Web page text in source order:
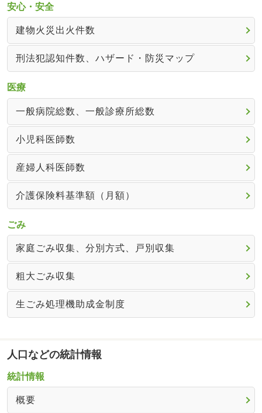
安心・安全
建物火災出火件数
刑法犯認知件数、ハザード・防災マップ
医療
一般病院総数、一般診療所総数
小児科医師数
産婦人科医師数
介護保険料基準額（月額）
ごみ
家庭ごみ収集、分別方式、戸別収集
粗大ごみ収集
生ごみ処理機助成金制度
人口などの統計情報
統計情報
概要